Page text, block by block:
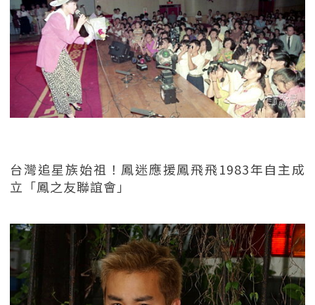
台灣追星族始祖！鳳迷應援鳳飛飛1983年自主成
立「鳳之友聯誼會」